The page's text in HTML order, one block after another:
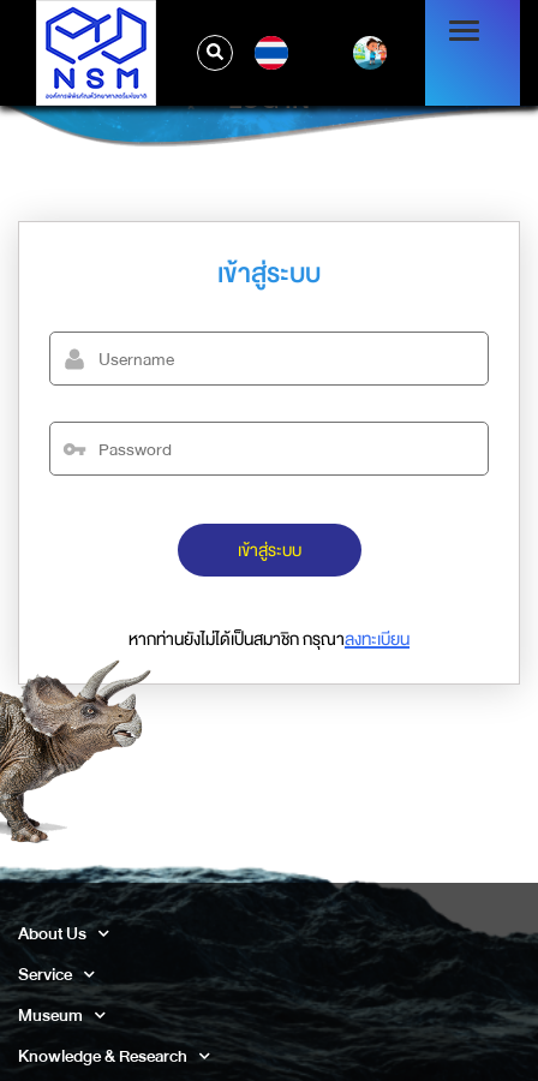
LOG IN
เข้าสู่ระบบ
เข้าสู่ระบบ
หากท่านยังไม่ได้เป็นสมาชิก กรุณาลงทะเบียน
About Us
Service
Museum
Knowledge & Research